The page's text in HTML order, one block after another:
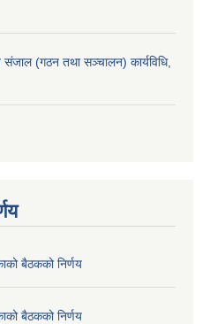
(गठन तथा सञ्चालन) कार्यविधि,
बैठकको निर्णय
बैठकको निर्णय